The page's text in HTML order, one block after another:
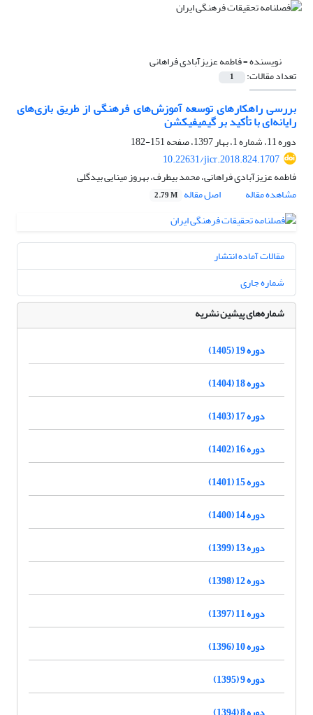
نویسنده =فاطمه عزیزآبادی فراهانی
تعداد مقالات: 1
بررسی راهکارهای توسعه آموزش‌های فرهنگی از طریق بازی‌های
رایانه‌ای با تأکید بر گیمیفیکشن
دوره 11، شماره 1، بهار 1397، صفحه
151-182
10.22631/jicr.2018.824.1707
فاطمه عزیزآبادی فراهانی، محمد بیطرف، بهروز مینایی بیدگلی
مشاهده مقاله
اصل مقاله 2.79 M
مقالات آماده انتشار
شماره جاری
شماره‌های پیشین نشریه
دوره 19 (1405)
دوره 18 (1404)
دوره 17 (1403)
دوره 16 (1402)
دوره 15 (1401)
دوره 14 (1400)
دوره 13 (1399)
دوره 12 (1398)
دوره 11 (1397)
دوره 10 (1396)
دوره 9 (1395)